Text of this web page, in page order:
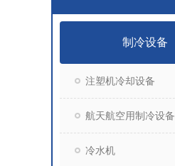
制冷设备
注塑机冷却设备
航天航空用制冷设备
冷水机